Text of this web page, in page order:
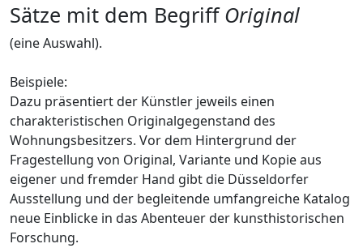
Sätze mit dem BegriffOriginal
(eine Auswahl).
Beispiele:
Dazu präsentiert der Künstler jeweils einen
charakteristischen Originalgegenstand des
Wohnungsbesitzers. Vor dem Hintergrund der
Fragestellung von Original, Variante und Kopie aus
eigener und fremder Hand gibt die Düsseldorfer
Ausstellung und der begleitende umfangreiche Katalog
neue Einblicke in das Abenteuer der kunsthistorischen
Forschung.